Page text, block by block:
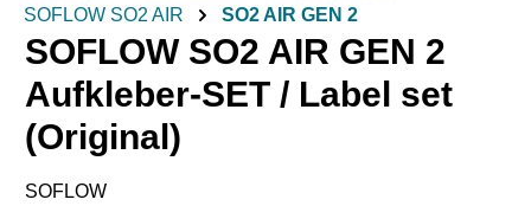
SOFLOW SO2 AIR
SO2 AIR GEN 2
SOFLOW SO2 AIR GEN 2
Aufkleber-SET / Label set
(Original)
SOFLOW